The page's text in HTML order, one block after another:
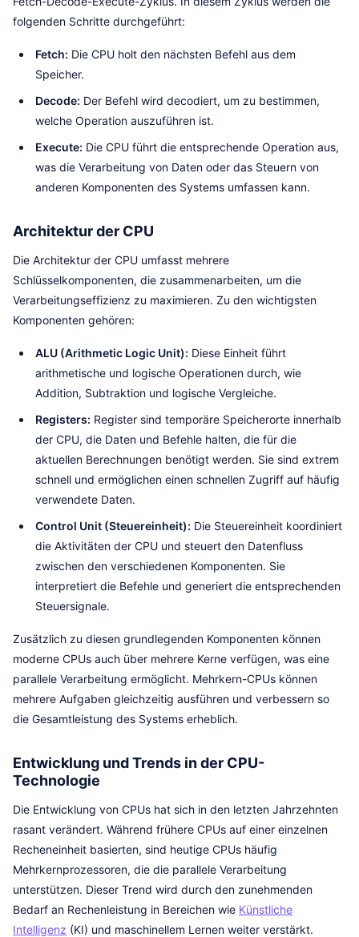
folgenden Schritte durchgeführt:
Fetch: Die CPU holt den nächsten Befehl aus dem
Speicher.
Decode: Der Befehl wird decodiert, um zu bestimmen,
welche Operation auszuführen ist.
Execute: Die CPU führt die entsprechende Operation aus,
was die Verarbeitung von Daten oder das Steuern von
anderen Komponenten des Systems umfassen kann.
Architektur der CPU
Die Architektur der CPU umfasst mehrere
Schlüsselkomponenten, die zusammenarbeiten, um die
Verarbeitungseffizienz zu maximieren. Zu den wichtigsten
Komponenten gehören:
ALU (Arithmetic Logic Unit): Diese Einheit führt
arithmetische und logische Operationen durch, wie
Addition, Subtraktion und logische Vergleiche.
Registers: Register sind temporäre Speicherorte innerhalb
der CPU, die Daten und Befehle halten, die für die
aktuellen Berechnungen benötigt werden. Sie sind extrem
schnell und ermöglichen einen schnellen Zugriff auf häufig
verwendete Daten.
Control Unit (Steuereinheit): Die Steuereinheit koordiniert
die Aktivitäten der CPU und steuert den Datenfluss
zwischen den verschiedenen Komponenten. Sie
interpretiert die Befehle und generiert die entsprechenden
Steuersignale.
Zusätzlich zu diesen grundlegenden Komponenten können
moderne CPUs auch über mehrere Kerne verfügen, was eine
parallele Verarbeitung ermöglicht. Mehrkern-CPUs können
mehrere Aufgaben gleichzeitig ausführen und verbessern so
die Gesamtleistung des Systems erheblich.
Entwicklung und Trends in der CPU-
Technologie
Die Entwicklung von CPUs hat sich in den letzten Jahrzehnten
rasant verändert. Während frühere CPUs auf einer einzelnen
Recheneinheit basierten, sind heutige CPUs häufig
Mehrkernprozessoren, die die parallele Verarbeitung
unterstützen. Dieser Trend wird durch den zunehmenden
Bedarf an Rechenleistung in Bereichen wie Künstliche
Intelligenz (KI) und maschinellem Lernen weiter verstärkt.